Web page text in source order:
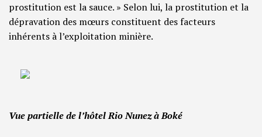
prostitution est la sauce. » Selon lui, la prostitution et la
dépravation des mœurs constituent des facteurs
inhérents à l’exploitation minière.
Vue partielle de l’hôtel Rio Nunez à Boké